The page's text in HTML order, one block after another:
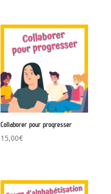
Collaborer pour progresser
15,00€